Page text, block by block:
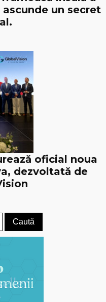
un secret
oficial noua
dezvoltată de